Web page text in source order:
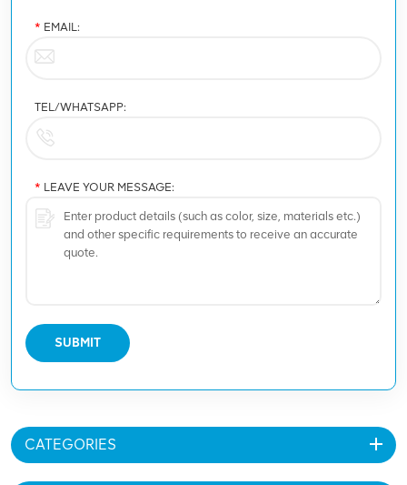
* EMAIL:
TEL/WHATSAPP:
* LEAVE YOUR MESSAGE:
SUBMIT
CATEGORIES